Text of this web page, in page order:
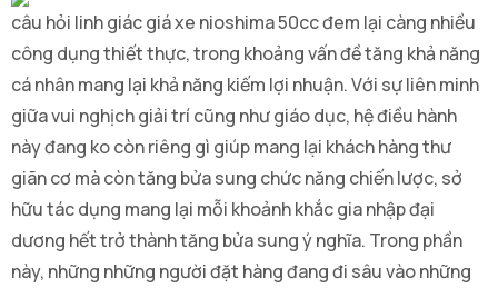
câu hỏi linh giác giá xe nioshima 50cc đem lại càng nhiều
công dụng thiết thực, trong khoảng vấn đề tăng khả năng
cá nhân mang lại khả năng kiếm lợi nhuận. Với sự liên minh
giữa vui nghịch giải trí cũng như giáo dục, hệ điều hành
này đang ko còn riêng gì giúp mang lại khách hàng thư
giãn cơ mà còn tăng bửa sung chức năng chiến lược, sở
hữu tác dụng mang lại mỗi khoảnh khắc gia nhập đại
dương hết trở thành tăng bửa sung ý nghĩa. Trong phần
này, những những người đặt hàng đang đi sâu vào những